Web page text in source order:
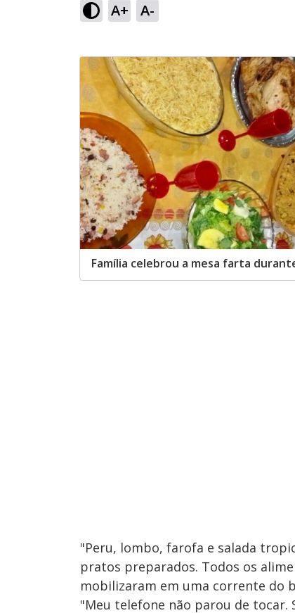
A+ A-
Família celebrou a mesa farta
"Peru, lombo, farofa e salada
pratos preparados. Todos os
mobilizaram em uma corrente do
"Meu telefone não parou de tocar.